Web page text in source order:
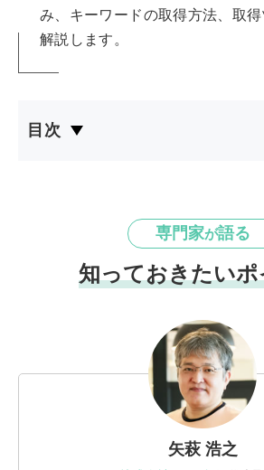
み、キーワードの取得方法、取
解説します。
目次
専門家が語る
知っておきたいポ
矢萩 浩之